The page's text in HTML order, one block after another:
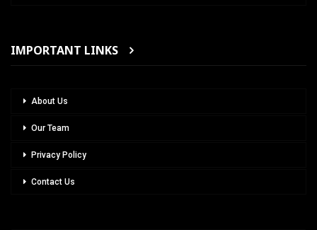
IMPORTANT LINKS
About Us
Our Team
Privacy Policy
Contact Us